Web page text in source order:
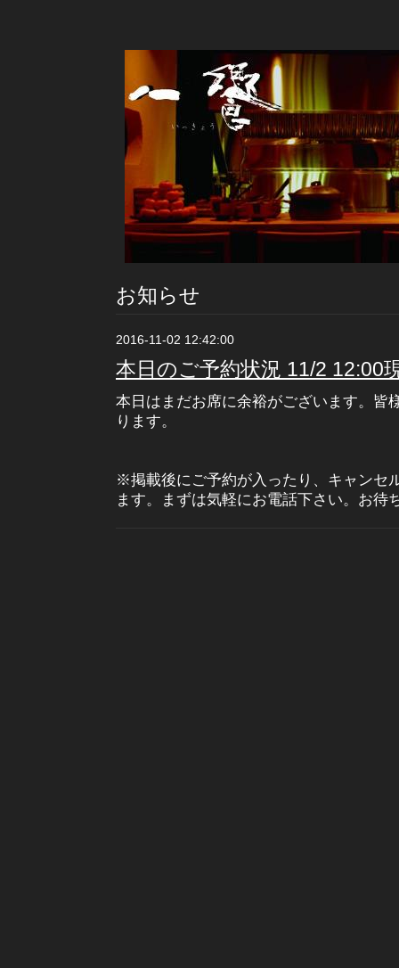
お知らせ
2016-11-02 12:42:00
本日のご予約状況 11/2 12:00
本日はまだお席に余裕がございます。皆
ります。
※掲載後にご予約が入ったり、キャンセ
ます。まずは気軽にお電話下さい。お待